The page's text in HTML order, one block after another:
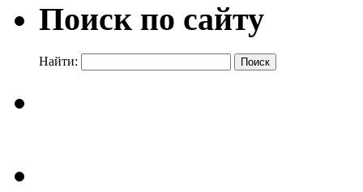
Поиск по сайту
Найти: